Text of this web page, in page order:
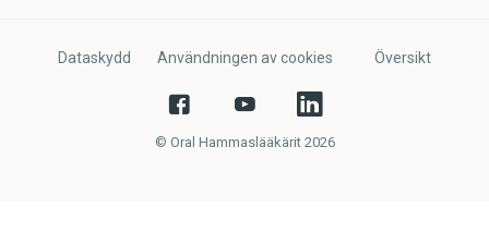
Dataskydd Användningen av cookies Översikt
© Oral Hammaslääkärit 2026